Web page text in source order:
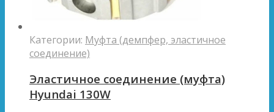
Категории: Муфта (демпфер, эластичное
соединение)
Эластичное соединение (муфта)
Hyundai 130W